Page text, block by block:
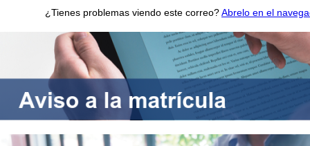
¿Tienes problemas viendo este correo?Abrelo en el